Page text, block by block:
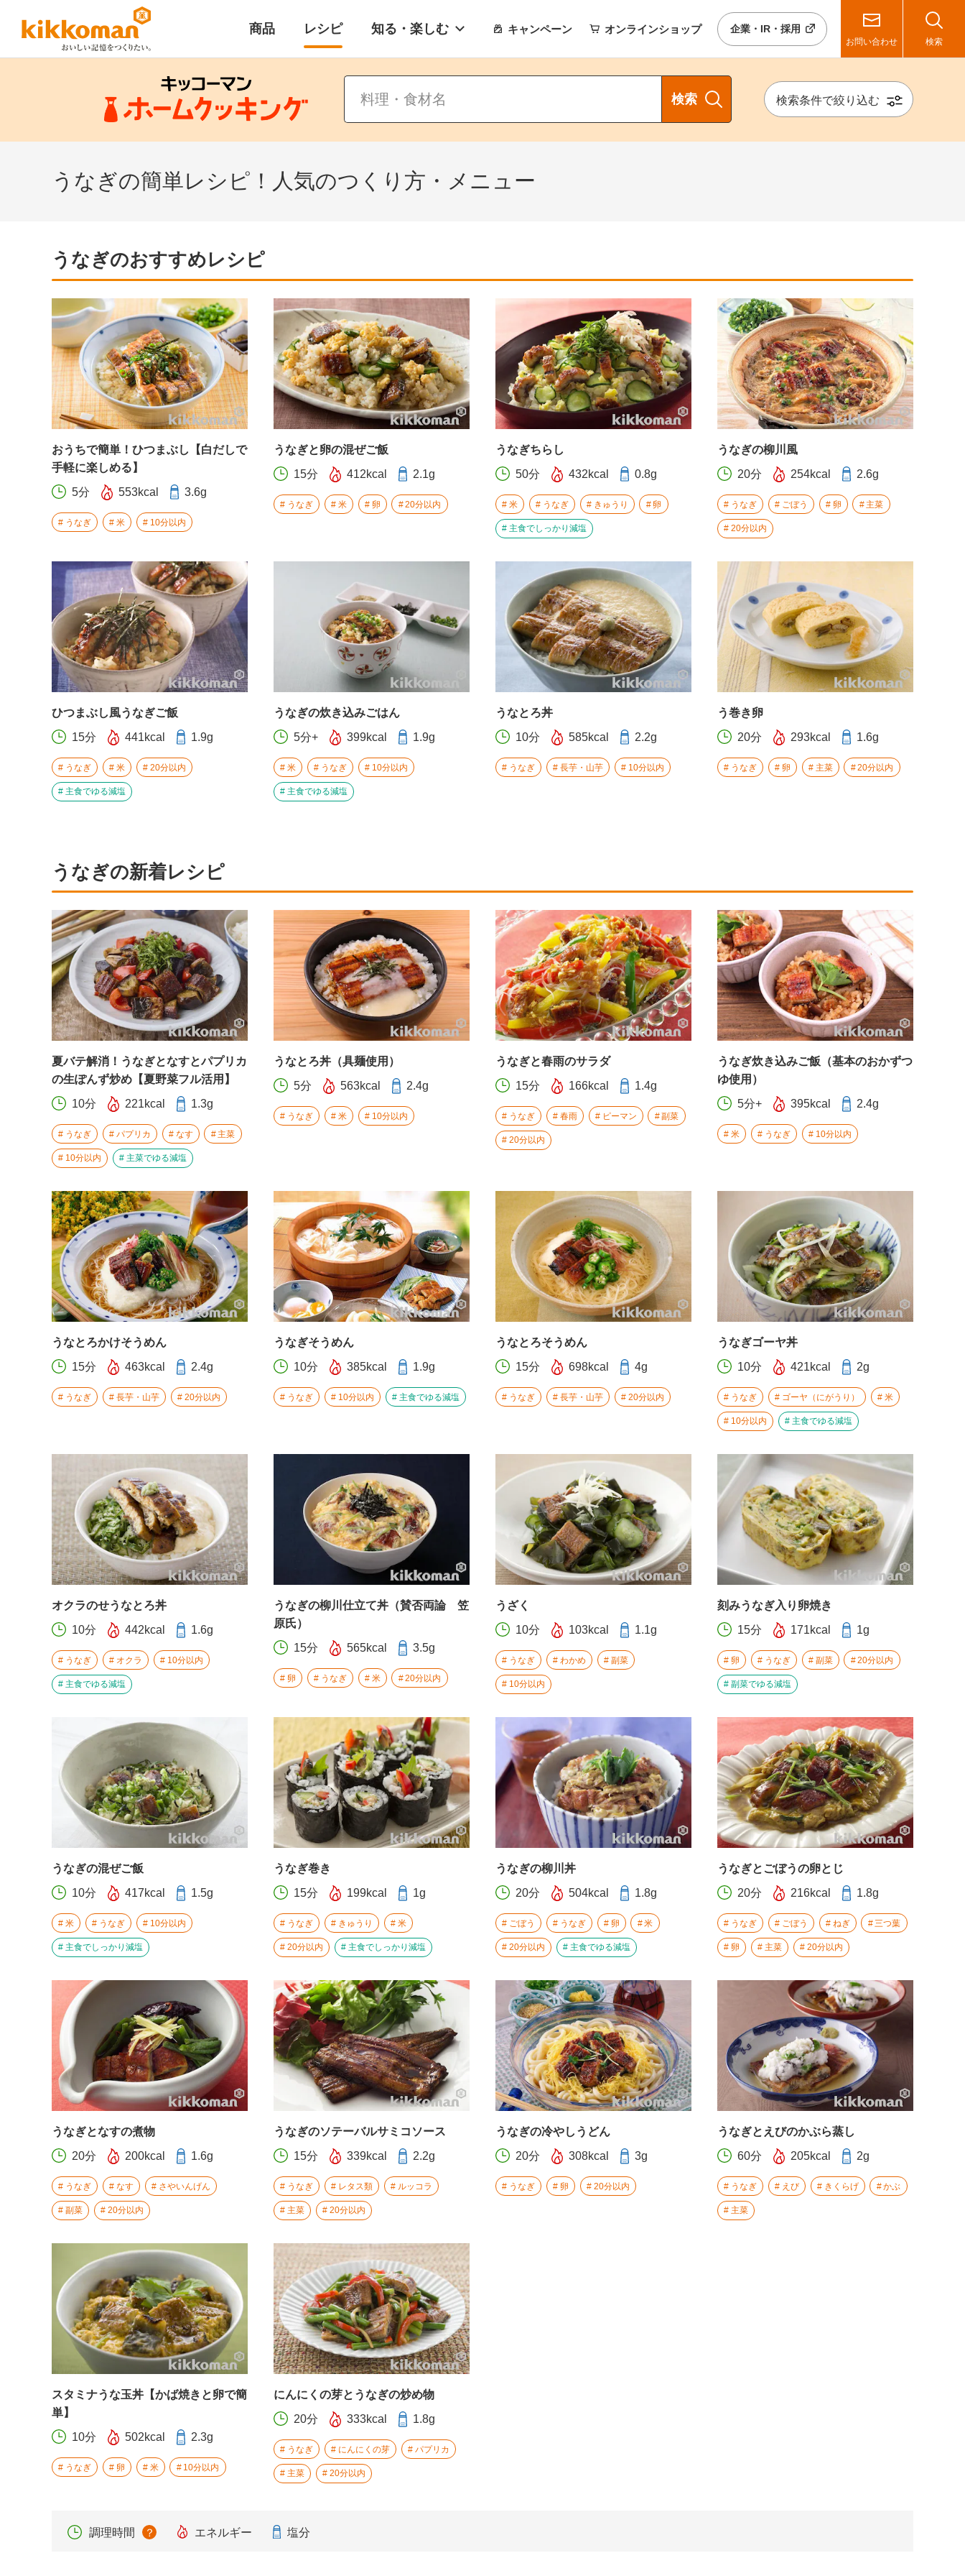
商品 レシピ 知る・楽しむ キャンペーン オンラインショップ 企業・IR・採用
お問い合わせ 検索
検索 検索条件で絞り込む
うなぎの簡単レシピ！人気のつくり方・メニュー
うなぎのおすすめレシピ
おうちで簡単！ひつまぶし【白だしで
手軽に楽しめる】
5分 553kcal 3.6g
うなぎ 米 10分以内
うなぎと卵の混ぜご飯
15分 412kcal 2.1g
うなぎ 米 卵 20分以内
うなぎちらし
50分 432kcal 0.8g
米 うなぎ きゅうり 卵
主食でしっかり減塩
うなぎの柳川風
20分 254kcal 2.6g
うなぎ ごぼう 卵 主菜
20分以内
ひつまぶし風うなぎご飯
15分 441kcal 1.9g
うなぎ 米 20分以内
主食でゆる減塩
うなぎの炊き込みごはん
5分+ 399kcal 1.9g
米 うなぎ 10分以内
主食でゆる減塩
うなとろ丼
10分 585kcal 2.2g
うなぎ 長芋・山芋 10分以内
う巻き卵
20分 293kcal 1.6g
うなぎ 卵 主菜 20分以内
うなぎの新着レシピ
夏バテ解消！うなぎとなすとパプリカ
の生ぽんず炒め【夏野菜フル活用】
10分 221kcal 1.3g
うなぎ パプリカ なす 主菜
10分以内 主菜でゆる減塩
うなとろ丼（具麺使用）
5分 563kcal 2.4g
うなぎ 米 10分以内
うなぎと春雨のサラダ
15分 166kcal 1.4g
うなぎ 春雨 ピーマン 副菜
20分以内
うなぎ炊き込みご飯（基本のおかずつ
ゆ使用）
5分+ 395kcal 2.4g
米 うなぎ 10分以内
うなとろかけそうめん
15分 463kcal 2.4g
うなぎ 長芋・山芋 20分以内
うなぎそうめん
10分 385kcal 1.9g
うなぎ 10分以内 主食でゆる減塩
うなとろそうめん
15分 698kcal 4g
うなぎ 長芋・山芋 20分以内
うなぎゴーヤ丼
10分 421kcal 2g
うなぎ ゴーヤ（にがうり） 米
10分以内 主食でゆる減塩
オクラのせうなとろ丼
10分 442kcal 1.6g
うなぎ オクラ 10分以内
主食でゆる減塩
うなぎの柳川仕立て丼（賛否両論 笠
原氏）
15分 565kcal 3.5g
卵 うなぎ 米 20分以内
うざく
10分 103kcal 1.1g
うなぎ わかめ 副菜
10分以内
刻みうなぎ入り卵焼き
15分 171kcal 1g
卵 うなぎ 副菜 20分以内
副菜でゆる減塩
うなぎの混ぜご飯
10分 417kcal 1.5g
米 うなぎ 10分以内
主食でしっかり減塩
うなぎ巻き
15分 199kcal 1g
うなぎ きゅうり 米
20分以内 主食でしっかり減塩
うなぎの柳川丼
20分 504kcal 1.8g
ごぼう うなぎ 卵 米
20分以内 主食でゆる減塩
うなぎとごぼうの卵とじ
20分 216kcal 1.8g
うなぎ ごぼう ねぎ 三つ葉
卵 主菜 20分以内
うなぎとなすの煮物
20分 200kcal 1.6g
うなぎ なす さやいんげん
副菜 20分以内
うなぎのソテーバルサミコソース
15分 339kcal 2.2g
うなぎ レタス類 ルッコラ
主菜 20分以内
うなぎの冷やしうどん
20分 308kcal 3g
うなぎ 卵 20分以内
うなぎとえびのかぶら蒸し
60分 205kcal 2g
うなぎ えび きくらげ かぶ
主菜
スタミナうな玉丼【かば焼きと卵で簡
単】
10分 502kcal 2.3g
うなぎ 卵 米 10分以内
にんにくの芽とうなぎの炒め物
20分 333kcal 1.8g
うなぎ にんにくの芽 パプリカ
主菜 20分以内
調理時間 ？ エネルギー 塩分